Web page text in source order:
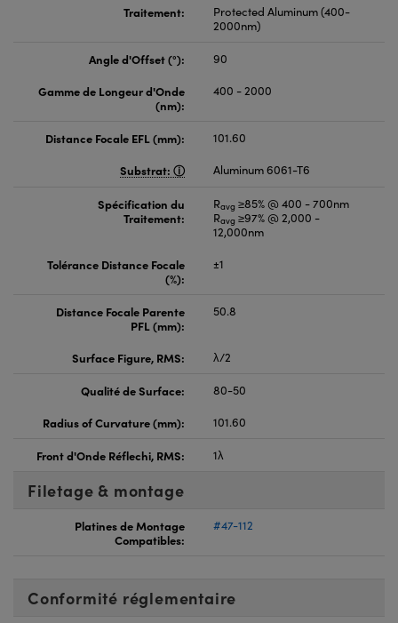
Traitement:
Protected Aluminum (400-
2000nm)
Angle d'Offset (°):
90
Gamme de Longeur d'Onde
(nm):
400 - 2000
Distance Focale EFL (mm):
101.60
Substrat:
Aluminum 6061-T6
Spécification du
Traitement:
Ravg ≥85% @ 400 - 700nm
Ravg ≥97% @ 2,000 -
12,000nm
Tolérance Distance Focale
(%):
±1
Distance Focale Parente
PFL (mm):
50.8
Surface Figure, RMS: λ/2
Qualité de Surface:
80-50
Radius of Curvature (mm):
101.60
Front d'Onde Réflechi, RMS: 1λ
Filetage & montage
Platines de Montage
Compatibles:
#47-112
Conformité réglementaire